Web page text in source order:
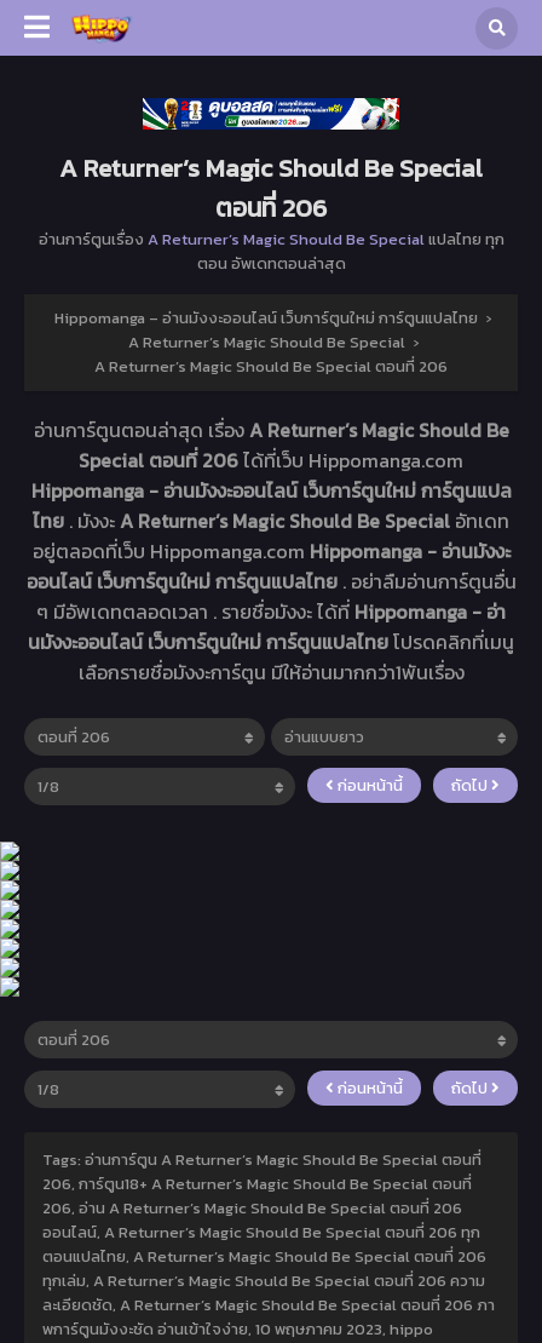
A Returner’s Magic Should Be Special
ตอนที่ 206
อ่านการ์ตูนเรื่อง A Returner’s Magic Should Be Specialแปลไทย ทุก
ตอน อัพเดทตอนล่าสุด
Hippomanga – อ่านมังงะออนไลน์ เว็บการ์ตูนใหม่ การ์ตูนแปลไทย ›
A Returner’s Magic Should Be Special ›
A Returner’s Magic Should Be Special ตอนที่ 206
อ่านการ์ตูนตอนล่าสุด เรื่องA Returner’s Magic Should Be
Special ตอนที่ 206ได้ที่เว็บ Hippomanga.com
Hippomanga - อ่านมังงะออนไลน์ เว็บการ์ตูนใหม่ การ์ตูนแปล
ไทย . มังงะA Returner’s Magic Should Be Special อัทเดท
อยู่ตลอดที่เว็บ Hippomanga.com Hippomanga - อ่านมังงะ
ออนไลน์ เว็บการ์ตูนใหม่ การ์ตูนแปลไทย . อย่าลืมอ่านการ์ตูนอื่น
ๆ มีอัพเดทตลอดเวลา . รายชื่อมังงะ ได้ที่ Hippomanga - อ่า
นมังงะออนไลน์ เว็บการ์ตูนใหม่ การ์ตูนแปลไทยโปรดคลิกที่เมนู
เลือกรายชื่อมังงะการ์ตูน มีให้อ่านมากกว่า1พันเรื่อง
ก่อนหน้านี้ ถัดไป
ก่อนหน้านี้ ถัดไป
Tags: อ่านการ์ตูน A Returner’s Magic Should Be Special ตอนที่
206, การ์ตูน18+ A Returner’s Magic Should Be Special ตอนที่
206, อ่าน A Returner’s Magic Should Be Special ตอนที่ 206
ออนไลน์, A Returner’s Magic Should Be Special ตอนที่ 206 ทุก
ตอนแปลไทย, A Returner’s Magic Should Be Special ตอนที่ 206
ทุกเล่ม, A Returner’s Magic Should Be Special ตอนที่ 206 ความ
ละเอียดชัด, A Returner’s Magic Should Be Special ตอนที่ 206 ภา
พการ์ตูนมังงะชัด อ่านเข้าใจง่าย, 10 พฤษภาคม 2023, hippo